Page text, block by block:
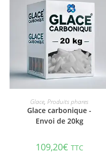
AJOUTER AU PANIER
Glace,Produits phares
Glace carbonique -
Envoi de 20kg
109,20€ TTC